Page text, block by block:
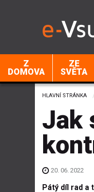
Z
DOMOVA
ZE
SVĚTA
HLAVNÍ STRÁNKA
Jak
20. 06. 2022
Pátý díl rad a